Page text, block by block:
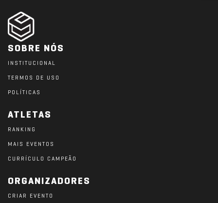
SOBRE NÓS
INSTITUCIONAL
TERMOS DE USO
POLÍTICAS
ATLETAS
RANKING
MAIS EVENTOS
CURRÍCULO CAMPEÃO
ORGANIZADORES
CRIAR EVENTO